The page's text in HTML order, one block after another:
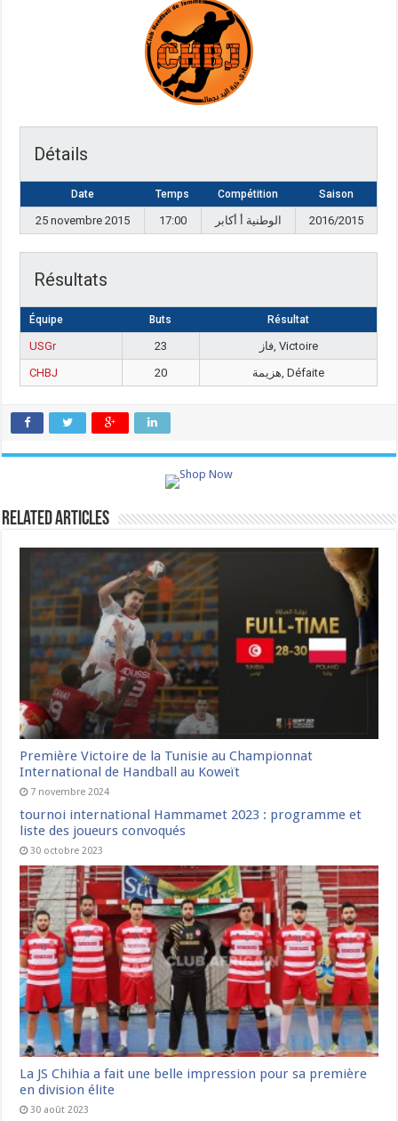
Détails
Date Temps Compétition Saison
25 novembre 2015 17:00 الوطنية أ أكابر 2016/2015
Résultats
Équipe Buts Résultat
USGr 23
فاز, Victoire
CHBJ
20 هزيمة, Défaite
Related Articles
Première Victoire de la Tunisie au Championnat
International de Handball au Koweït
7 novembre 2024
tournoi international Hammamet 2023 : programme et
liste des joueurs convoqués
30 octobre 2023
La JS Chihia a fait une belle impression pour sa première
en division élite
30 août 2023